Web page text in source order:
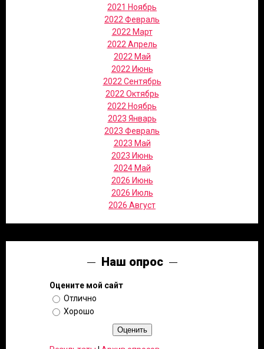
2021 Ноябрь
2022 Февраль
2022 Март
2022 Апрель
2022 Май
2022 Июнь
2022 Сентябрь
2022 Октябрь
2022 Ноябрь
2023 Январь
2023 Февраль
2023 Май
2023 Июнь
2024 Май
2026 Июнь
2026 Июль
2026 Август
Наш опрос
Оцените мой сайт
Отлично
Хорошо